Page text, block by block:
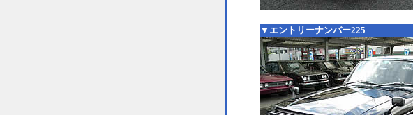
▼エントリーナンバー225